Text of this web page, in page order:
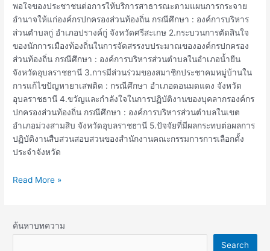
พอใจของประชาชนต่อการให้บริการสาธารณะตามแผนการกระจาย
อำนาจให้แก่องค์กรปกครองส่วนท้องถิ่น กรณีศึกษา : องค์การบริหาร
ส่วนตำบลกู่ อำเภอปรางค์กู่ จังหวัดศรีสะเกษ 2.กระบวนการตัดสินใจ
ของนักการเมืองท้องถิ่นในการจัดสรรงบประมาณขององค์กรปกครอง
ส่วนท้องถิ่น กรณีศึกษา : องค์การบริหารส่วนตำบลในอำเภอน้ำยืน
จังหวัดอุบลราชธานี 3.การมีส่วนร่วมของสมาชิกประชาคมหมู่บ้านใน
การแก้ไขปัญหายาเสพติด : กรณีศึกษา อำเภอดอนมดแดง จังหวัด
อุบลราชธานี 4.ขวัญและกำลังใจในการปฏิบัติงานของบุคลากรองค์กร
ปกครองส่วนท้องถิ่น กรณีศึกษา : องค์การบริหารส่วนตำบลในเขต
อำเภอม่วงสามสิบ จังหวัดอุบลราชธานี 5.ปัจจัยที่มีผลกระทบต่อผลการ
ปฏิบัติงานสืบสวนสอบสวนของสำนักงานคณะกรรมการการเลือกตั้ง
ประจำจังหวัด
Read More »
ค้นหาบทความ
Search